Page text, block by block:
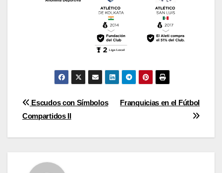
Post
navigation
Franquicias en el Fútbol
Escudos con Símbolos
Compartidos II